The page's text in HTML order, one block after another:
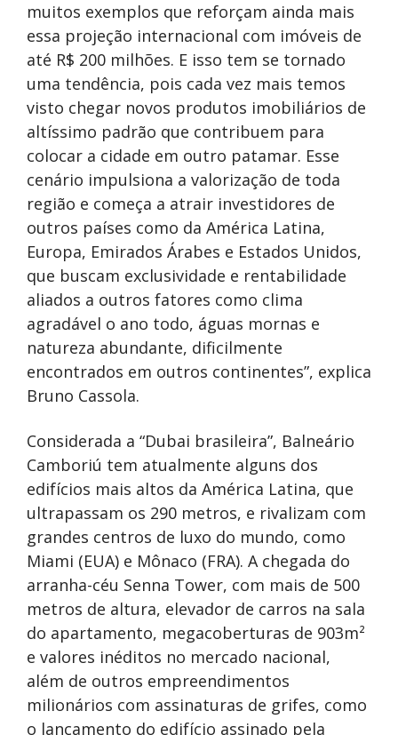
muitos exemplos que reforçam ainda mais
essa projeção internacional com imóveis de
até R$ 200 milhões. E isso tem se tornado
uma tendência, pois cada vez mais temos
visto chegar novos produtos imobiliários de
altíssimo padrão que contribuem para
colocar a cidade em outro patamar. Esse
cenário impulsiona a valorização de toda
região e começa a atrair investidores de
outros países como da América Latina,
Europa, Emirados Árabes e Estados Unidos,
que buscam exclusividade e rentabilidade
aliados a outros fatores como clima
agradável o ano todo, águas mornas e
natureza abundante, dificilmente
encontrados em outros continentes”, explica
Bruno Cassola.
Considerada a “Dubai brasileira”, Balneário
Camboriú tem atualmente alguns dos
edifícios mais altos da América Latina, que
ultrapassam os 290 metros, e rivalizam com
grandes centros de luxo do mundo, como
Miami (EUA) e Mônaco (FRA). A chegada do
arranha-céu Senna Tower, com mais de 500
metros de altura, elevador de carros na sala
do apartamento, megacoberturas de 903m²
e valores inéditos no mercado nacional,
além de outros empreendimentos
milionários com assinaturas de grifes, como
o lançamento do edifício assinado pela